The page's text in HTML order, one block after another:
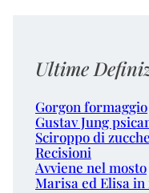
Ultime
Gorgon formaggio
Gustav Jung
Sciroppo di
Recisioni
Avviene nel mosto
Marisa ed Elisa